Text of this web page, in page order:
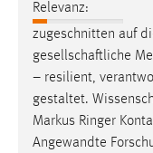
Relevanz:
zugeschnitten auf
gesellschaftliche
– resilient,
gestaltet.
Markus Ringer
Angewandte